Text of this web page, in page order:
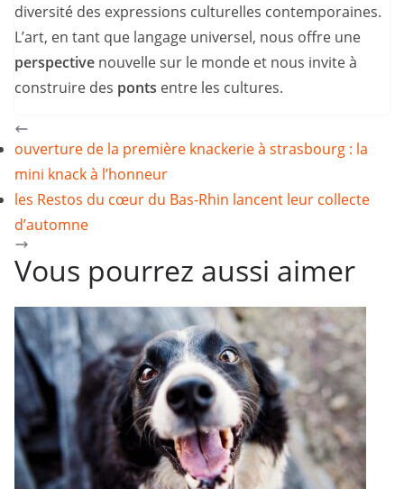
diversité des expressions culturelles contemporaines.
L’art, en tant que langage universel, nous offre une
perspective nouvelle sur le monde et nous invite à
construire des ponts entre les cultures.
ouverture de la première knackerie à strasbourg : la
mini knack à l’honneur
les Restos du cœur du Bas-Rhin lancent leur collecte
d’automne
Vous pourrez aussi aimer